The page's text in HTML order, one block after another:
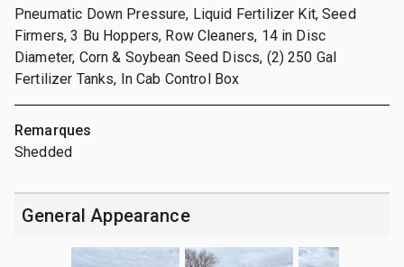
Pneumatic Down Pressure, Liquid Fertilizer Kit, Seed
Firmers, 3 Bu Hoppers, Row Cleaners, 14 in Disc
Diameter, Corn & Soybean Seed Discs, (2) 250 Gal
Fertilizer Tanks, In Cab Control Box
Remarques
Shedded
General Appearance